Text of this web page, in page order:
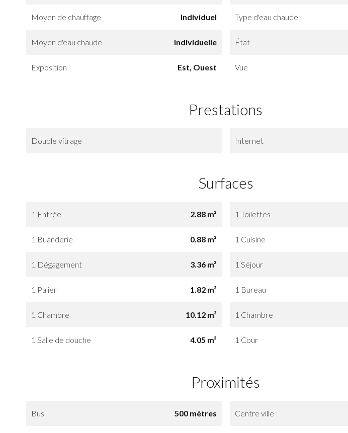
Moyen de chauffage Individuel Type d'eau chaude
Moyen d'eau chaude Individuelle État
Exposition Est, Ouest Vue
Prestations
Double vitrage Internet
Surfaces
1 Entrée 2.88 m² 1 Toilettes
1 Buanderie 0.88 m² 1 Cuisine
1 Dégagement 3.36 m² 1 Séjour
1 Palier 1.82 m² 1 Bureau
1 Chambre 10.12 m² 1 Chambre
1 Salle de douche 4.05 m² 1 Cour
Proximités
Bus 500 mètres Centre ville